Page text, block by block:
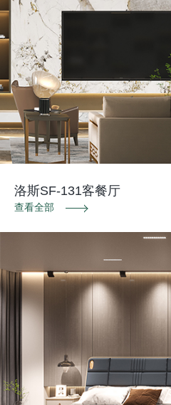
洛斯SF-131客餐厅
查看全部